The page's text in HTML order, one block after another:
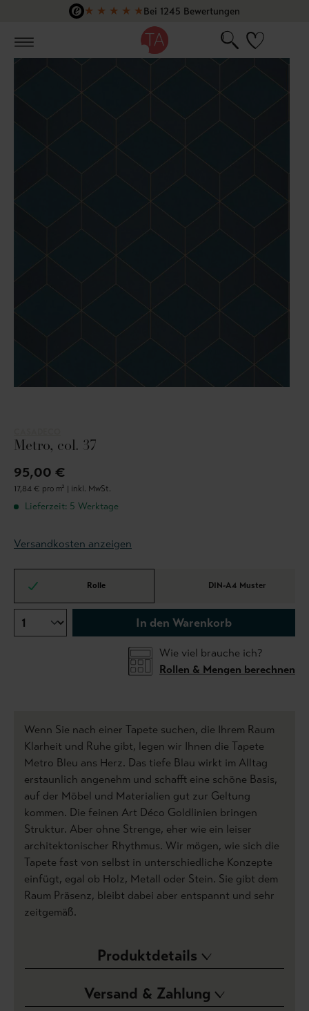
Zum Hauptinhalt springen
★ ★ ★ ★ ★Bei 1245 Bewertungen
Metro, col. 37
95,00 €
17,84 € pro m² | inkl. MwSt.
Lieferzeit: 5 Werktage
Versandkosten anzeigen
Rolle DIN-A4 Muster
In den Warenkorb
Wie viel brauche ich?
Rollen & Mengen berechnen
Wenn Sie nach einer Tapete suchen, die Ihrem Raum
Klarheit und Ruhe gibt, legen wir Ihnen die Tapete
Metro Bleu ans Herz. Das tiefe Blau wirkt im Alltag
erstaunlich angenehm und schafft eine schöne Basis,
auf der Möbel und Materialien gut zur Geltung
kommen. Die feinen Art Déco Goldlinien bringen
Struktur. Aber ohne Strenge, eher wie ein leiser
architektonischer Rhythmus. Wir mögen, wie sich die
Tapete fast von selbst in unterschiedliche Konzepte
einfügt, egal ob Holz, Metall oder Stein. Sie gibt dem
Raum Präsenz, bleibt dabei aber entspannt und sehr
zeitgemäß.
Produktdetails
Versand & Zahlung